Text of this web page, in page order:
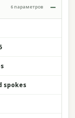
6 параметров
spokes